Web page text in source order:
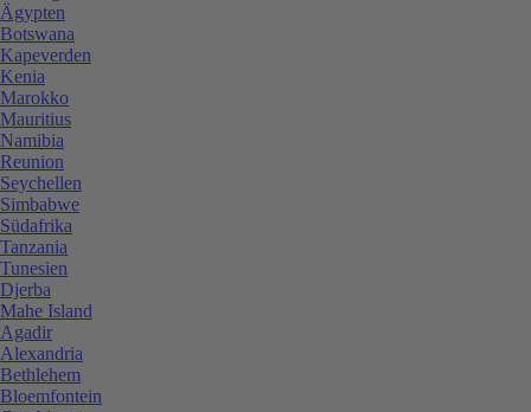
Ägypten
Botswana
Kapeverden
Kenia
Marokko
Mauritius
Namibia
Reunion
Seychellen
Simbabwe
Südafrika
Tanzania
Tunesien
Djerba
Mahe Island
Agadir
Alexandria
Bethlehem
Bloemfontein